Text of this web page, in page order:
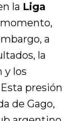
la Liga
momento,
a
la
y los
presión
de Gago,